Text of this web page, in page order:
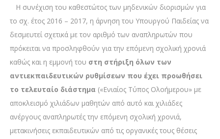
Η συνέχιση του καθεστώτος των μηδενικών διορισμών για
το σχ. έτος 2016 – 2017, η άρνηση του Υπουργού Παιδείας να
δεσμευτεί σχετικά με τον αριθμό των αναπληρωτών που
πρόκειται να προσληφθούν για την επόμενη σχολική χρονιά
καθώς και η εμμονή του στη στήριξη όλων των
αντιεκπαιδευτικών ρυθμίσεων που έχει προωθήσει
το τελευταίο διάστημα («Ενιαίος Τύπος Ολοήμερου» με
αποκλεισμό χιλιάδων μαθητών από αυτό και χιλιάδες
ανέργους αναπληρωτές την επόμενη σχολική χρονιά,
μετακινήσεις εκπαιδευτικών από τις οργανικές τους θέσεις